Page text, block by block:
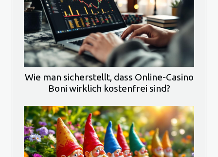
Wie man sicherstellt, dass Online-Casino
Boni wirklich kostenfrei sind?